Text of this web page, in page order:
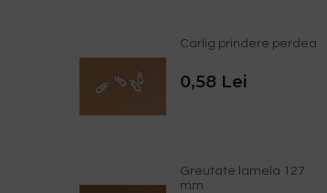
Carlig prindere perdea
0,58 Lei
Greutate lamela 127
mm